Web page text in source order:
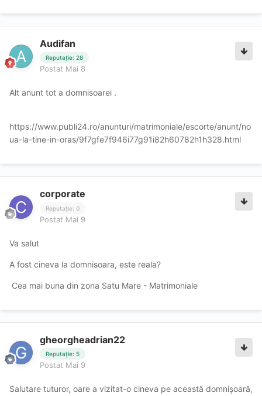
Audifan
Reputație: 28
Postat Mai 8
Alt anunt tot a domnisoarei .
https://www.publi24.ro/anunturi/matrimoniale/escorte/anunt/no
ua-la-tine-in-oras/9f7gfe7f946i77g91i82h60782h1h328.html
corporate
Reputație: 0
Postat Mai 9
Va salut
A fost cineva la domnisoara, este reala?
Cea mai buna din zona Satu Mare - Matrimoniale
gheorgheadrian22
Reputație: 5
Postat Mai 9
Salutare tuturor, oare a vizitat-o cineva pe această domnișoară,